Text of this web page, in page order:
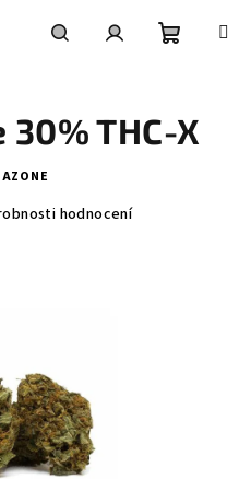
košík
30% THC-X
hodnocení